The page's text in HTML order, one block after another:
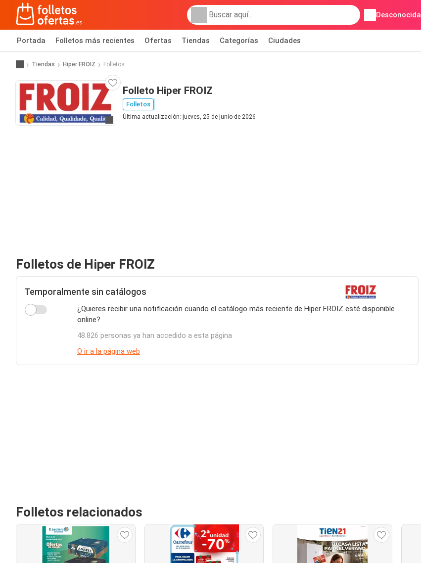
Desconocida
Portada Folletos más recientes Ofertas Tiendas Categorías Ciudades
Tiendas Hiper FROIZ Folletos
Ir a la web
Folleto Hiper FROIZ
Folletos
Última actualización: jueves, 25 de junio de 2026
Folletos de Hiper FROIZ
Temporalmente sin catálogos
¿Quieres recibir una notificación cuando el catálogo más reciente de Hiper FROIZ esté disponible
online?
48.826 personas ya han accedido a esta página
O ir a la página web
Folletos relacionados